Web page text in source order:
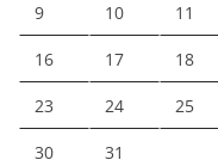
9 10 11
16 17 18
23 24 25
30 31